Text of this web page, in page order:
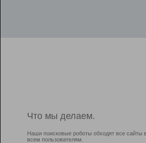
Что мы делаем.
Наши поисковые роботы обходят все сайты
всем пользователям.